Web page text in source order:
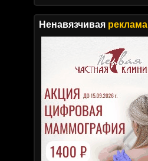
Ненавязчивая реклама